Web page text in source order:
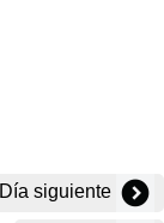
Día siguiente